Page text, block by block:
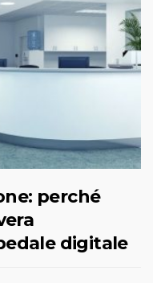
perché
digitale